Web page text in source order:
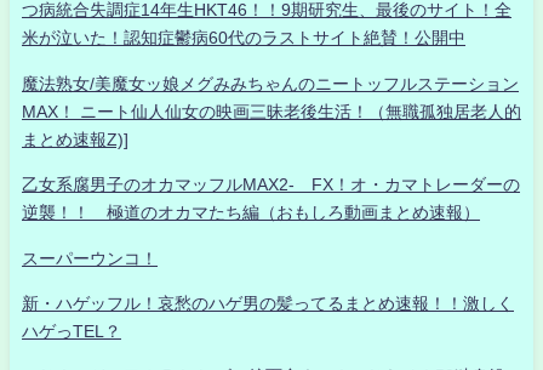
つ病統合失調症14年生HKT46！！9期研究生、最後のサイト！全
米が泣いた！認知症鬱病60代のラストサイト絶賛！公開中
魔法熟女/美魔女ッ娘メグみみちゃんのニートッフルステーション
MAX！ ニート仙人仙女の映画三昧老後生活！（無職孤独居老人的
まとめ速報Z)]
乙女系腐男子のオカマッフルMAX2- FX！オ・カマトレーダーの
逆襲！！ 極道のオカマたち編（おもしろ動画まとめ速報）
スーパーウンコ！
新・ハゲッフル！哀愁のハゲ男の髪ってるまとめ速報！！激しく
ハゲっTEL？